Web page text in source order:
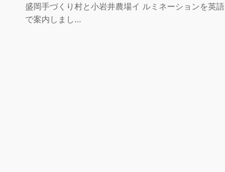
盛岡手づくり村と小岩井農場イ ルミネーションを英語
で案内しまし…